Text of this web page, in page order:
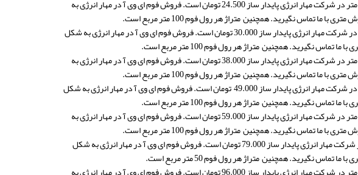
لیست قیمت فوم eva مشکی 1 میل در هر متر طول در عرض 150 سانتی متر در شرکت مهار انرژی پایدار ساز 24.500 تومان است. فروش فوم ای وی آ در مهار انرژی به
تماس نگیرید. همچنین متراژ هر رول فوم 100 متر مربع است.
قیمت فوم eva مشکی 1/5 میل در هر متر طول در عرض 150 سانتی متر در شرکت مهار انرژی پایدار ساز 30.000 تومان است. فروش فوم ای وی آ در مهار انرژی به شکل
نگیرید. همچنین متراژ هر رول فوم 100 متر مربع است.
لیست قیمت فوم eva مشکی 2 میل در هر متر طول در عرض 150 سانتی متر در شرکت مهار انرژی پایدار ساز 38.000 تومان است. فروش فوم ای وی آ در مهار انرژی به
تماس نگیرید. همچنین متراژ هر رول فوم 100 متر مربع است.
قیمت فوم eva مشکی 2/5 میل در هر متر طول در عرض 150 سانتی متر در شرکت مهار انرژی پایدار ساز 49.000 تومان است. فروش فوم ای وی آ در مهار انرژی به شکل
نگیرید. همچنین متراژ هر رول فوم 100 متر مربع است.
لیست قیمت فوم eva مشکی 3 میل در هر متر طول در عرض 150 سانتی متر در شرکت مهار انرژی پایدار ساز 59.000 تومان است. فروش فوم ای وی آ در مهار انرژی به
تماس نگیرید. همچنین متراژ هر رول فوم 100 متر مربع است.
قیمت فوم eva مشکی 4 میل در هر متر طول در عرض 150 سانتی متر در شرکت مهار انرژی پایدار ساز 79.000 تومان است. فروش فوم ای وی آ در مهار انرژی به شکل
نگیرید. همچنین متراژ هر رول فوم 50 متر مربع است.